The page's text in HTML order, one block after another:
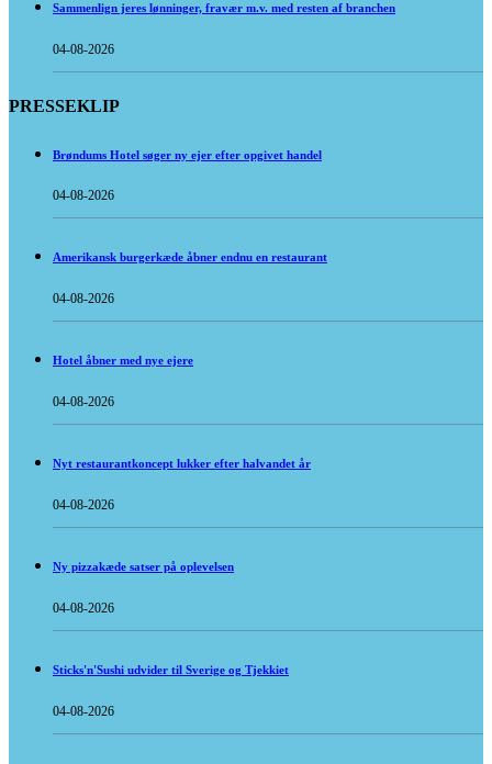
Sammenlign jeres lønninger, fravær m.v. med resten af branchen
04-08-2026
PRESSEKLIP
Brøndums Hotel søger ny ejer efter opgivet handel
04-08-2026
Amerikansk burgerkæde åbner endnu en restaurant
04-08-2026
Hotel åbner med nye ejere
04-08-2026
Nyt restaurantkoncept lukker efter halvandet år
04-08-2026
Ny pizzakæde satser på oplevelsen
04-08-2026
Sticks'n'Sushi udvider til Sverige og Tjekkiet
04-08-2026